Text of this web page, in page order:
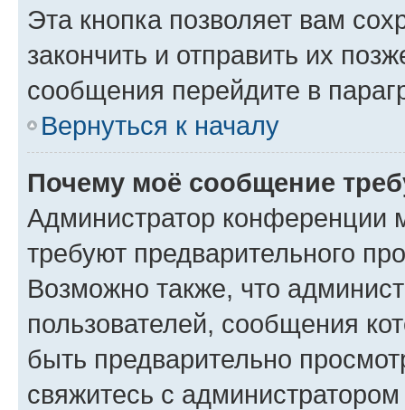
Эта кнопка позволяет вам
закончить и отправить их
сообщения перейдите в
Вернуться к началу
Почему моё сообщение
Администратор конференции
требуют предварительного
Возможно также, что
пользователей, сообщения
быть предварительно
свяжитесь с